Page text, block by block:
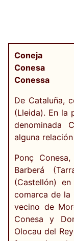
Coneja
Conesa
Conessa
De Cataluña,
(Lleida). En la
denominada
alguna
Ponç
Barberá
(Castellón)
comarca de la
vecino de
Conesa y
Olocau del